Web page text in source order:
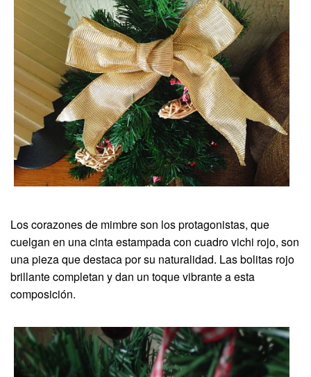
Los corazones de mimbre son los protagonistas, que
cuelgan en una cinta estampada con cuadro vichi rojo, son
una pieza que destaca por su naturalidad. Las bolitas rojo
brillante completan y dan un toque vibrante a esta
composición.